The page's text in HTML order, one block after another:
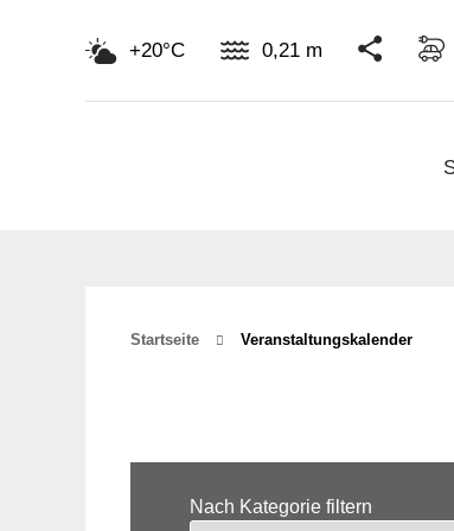
+20°C 0,21 m
Startseite Veranstaltungskalender
Nach Kategorie filtern